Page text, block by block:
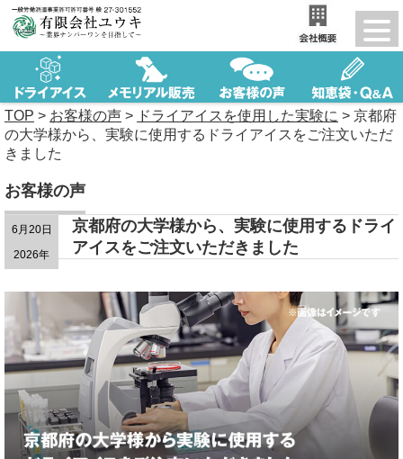
TOP > お客様の声 > ドライアイスを使用した実験に > 京都府
の大学様から、実験に使用するドライアイスをご注文いただ
きました
お客様の声
6月20日
2026年
京都府の大学様から、実験に使用するドライ
アイスをご注文いただきました